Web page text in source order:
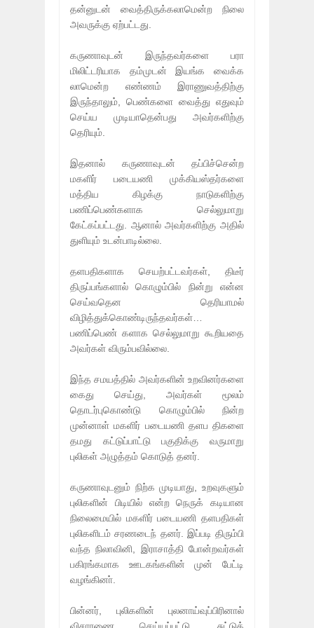
தன்னுடன் வைத்திருக்கலாமென்ற நிலை
அவருக்கு ஏற்பட்டது.
கருணாவுடன் இருந்தவர்களை பரா
மிலிட்டரியாக தம்முடன் இயங்க வைக்க
லாமென்ற எண்ணம் இராணுவத்திற்கு
இருந்தாலும், பெண்களை வைத்து எதுவும்
செய்ய முடியாதென்பது அவர்களிற்கு
தெரியும்.
இதனால் கருணாவுடன் தப்பிச்சென்ற
மகளிர் படையணி முக்கியஸ்தர்களை
மத்திய கிழக்கு நாடுகளிற்கு
பணிப்பெண்களாக செல்லுமாறு
கேட்கப்பட்டது. ஆனால் அவர்களிற்கு அதில்
துளியும் உடன்பாடில்லை.
தளபதிகளாக செயற்பட்டவர்கள், திடீர்
திருப்பங்களால் கொழும்பில் நின்று என்ன
செய்வதென தெரியாமல்
விழித்துக்கொண்டிருந்தவர்கள்…
பணிப்பெண் களாக செல்லுமாறு கூறியதை
அவர்கள் விரும்பவில்லை.
இந்த சமயத்தில் அவர்களின் உறவினர்களை
கைது செய்து, அவர்கள் மூலம்
தொடர்புகொண்டு கொழும்பில் நின்ற
முன்னாள் மகளிர் படையணி தளப திகளை
தமது கட்டுப்பாட்டு பகுதிக்கு வருமாறு
புலிகள் அழுத்தம் கொடுத் தனர்.
கருணாவுடனும் நிற்க முடியாது, உறவுகளும்
புலிகளின் பிடியில் என்ற நெருக் கடியான
நிலைமையில் மகளிர் படையணி தளபதிகள்
புலிகளிடம் சரணடைந் தனர். இப்படி திரும்பி
வந்த நிலாவினி, இராசாத்தி போன்றவர்கள்
பகிரங்கமாக ஊடகங்களின் முன் பேட்டி
வழங்கினா்.
பின்னர், புலிகளின் புலனாய்வுப்பிரினால்